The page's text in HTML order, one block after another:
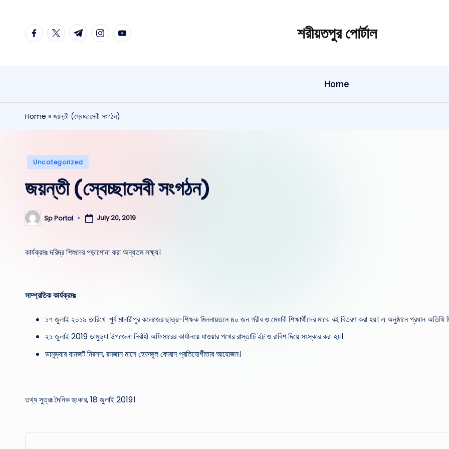
facebook.com
twitter.com
t.me instagram.com
youtube.com শরীয়তপুর পোর্টাল
শরীয়তপুর
অনলাইন
তথ্য
Home
Home » জয়ন্তী (স্বেচ্ছাসেবী সংগঠন)
Posted
Uncategorized
জয়ন্তী (স্বেচ্ছাসেবী সংগঠন)
Posted
by
Sp Portal July 20, 2019
কার্যক্রমঃ দরিদ্র শিশুদের পড়াশোনা করা অন্যতম লক্ষ্য।
সাম্প্রতিক কার্যক্রমঃ
১৭ জুলাই ২০১৯ তারিখে পুর্ব মাদারীপুর কলেজের ছাত্র-শিক্ষক মিলনায়তনে ৪০ জন গরীব ও মেধাবী শিক্ষার্থীদের মাঝে বই বিতরণ করা হয়। এ অনুষ্ঠানে প্রধান অতিথি
২১ জুলাই 2019 ডামুড্যা উপজেলা নির্বাহী অফিসারের কার্যালয়ে যাওয়ার পথের রাস্তাটি ইট ও রাবিশ দিয়ে সংস্কার করা হয়।
ডামুড্যার যানজট নিরসন, রমজান মাসে হেফজুল কোরান প্রতিযোগীতার আয়োজন।
তথ্য সুত্রঃ দৈনিক হুংকার, 18 জুলাই 2019।